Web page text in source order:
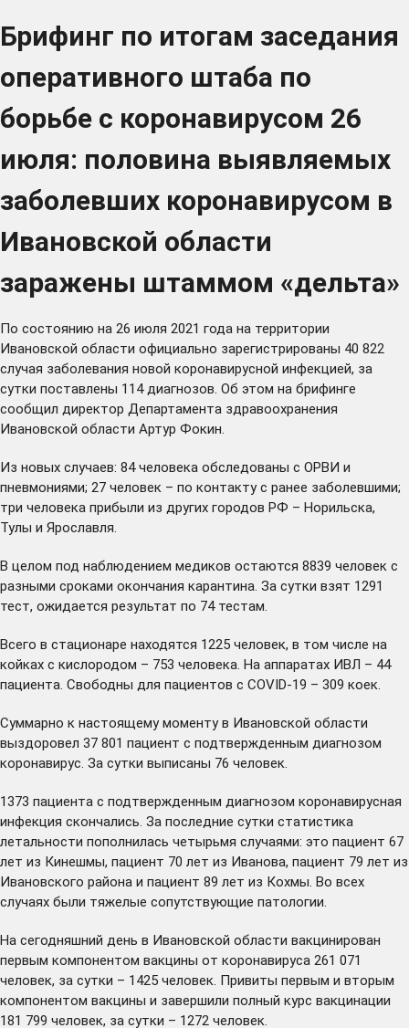
Брифинг по итогам заседания
оперативного штаба по
борьбе с коронавирусом 26
июля: половина выявляемых
заболевших коронавирусом в
Ивановской области
заражены штаммом «дельта»
По состоянию на 26 июля 2021 года на территории
Ивановской области официально зарегистрированы 40 822
случая заболевания новой коронавирусной инфекцией, за
сутки поставлены 114 диагнозов. Об этом на брифинге
сообщил директор Департамента здравоохранения
Ивановской области Артур Фокин.
Из новых случаев: 84 человека обследованы с ОРВИ и
пневмониями; 27 человек – по контакту с ранее заболевшими;
три человека прибыли из других городов РФ – Норильска,
Тулы и Ярославля.
В целом под наблюдением медиков остаются 8839 человек с
разными сроками окончания карантина. За сутки взят 1291
тест, ожидается результат по 74 тестам.
Всего в стационаре находятся 1225 человек, в том числе на
койках с кислородом – 753 человека. На аппаратах ИВЛ – 44
пациента. Свободны для пациентов с COVID-19 – 309 коек.
Суммарно к настоящему моменту в Ивановской области
выздоровел 37 801 пациент с подтвержденным диагнозом
коронавирус. За сутки выписаны 76 человек.
1373 пациента с подтвержденным диагнозом коронавирусная
инфекция скончались. За последние сутки статистика
летальности пополнилась четырьмя случаями: это пациент 67
лет из Кинешмы, пациент 70 лет из Иванова, пациент 79 лет из
Ивановского района и пациент 89 лет из Кохмы. Во всех
случаях были тяжелые сопутствующие патологии.
На сегодняшний день в Ивановской области вакцинирован
первым компонентом вакцины от коронавируса 261 071
человек, за сутки – 1425 человек. Привиты первым и вторым
компонентом вакцины и завершили полный курс вакцинации
181 799 человек, за сутки – 1272 человек.